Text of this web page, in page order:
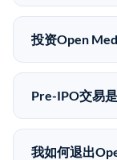
格有所不同。
可以。合格投
upmarket.co创
为50,000美元
商，自2019年
投资Open
Pre-IPO投资存
性低，意味着
者应做好可能
轮次之间可能
Pre-IPO交易
在Pre-IPO交易
股东（如员工
我如何退出